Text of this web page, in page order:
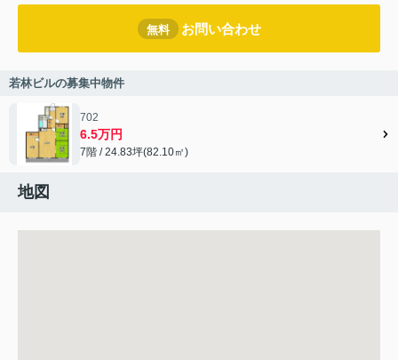
無料 お問い合わせ
若林ビルの募集中物件
702
6.5万円
7階 / 24.83坪(82.10㎡)
地図